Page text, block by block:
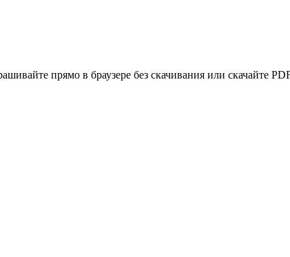
прямо в браузере без скачивания или скачайте